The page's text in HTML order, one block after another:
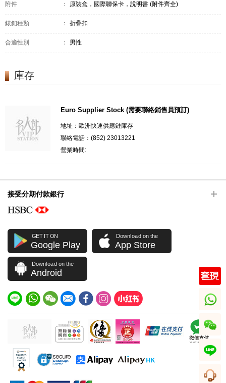
附件 ： 原裝盒，國際聯保卡，說明書 (附件齊全)
錶釦種類 ： 折疊扣
合適性別 ： 男性
庫存
Euro Supplier Stock (需要聯絡銷售員預訂)
地址：歐洲快速供應鏈庫存
聯絡電話：(852) 23013221
營業時間:
接受分期付款銀行
GET IT ON
Google Play
Download on the
App Store
Download on the
Android
whatsapp